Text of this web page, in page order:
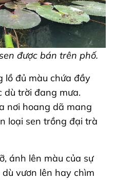
được bán trên phố.
lồ đủ màu chứa đầy
dù trời đang mưa.
nơi hoang dã mang
loại sen trồng đại trà
ánh lên màu của sự
vươn lên hay chìm